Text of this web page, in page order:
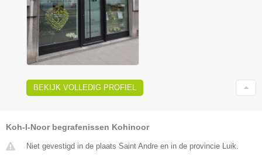
BEKIJK VOLLEDIG PROFIEL
Koh-I-Noor begrafenissen Kohinoor
Niet gevestigd in de plaats Saint Andre en in de provincie Luik.